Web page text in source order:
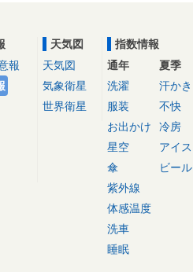
報
天気図
天気図
気象衛星
世界衛星
指数情報
通年
洗濯
服装
お出かけ
星空
傘
紫外線
体感温度
洗車
睡眠
夏季
汗かき
不快
冷房
アイス
ビール